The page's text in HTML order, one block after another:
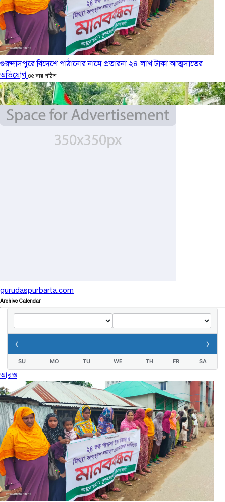
সিন্ডিকেটের কবজায় পাটের বাজার, দাম বিপর্যয়ে চাষীদের ক্ষোভ
শঙ্কিত জীবন-অনিরাপদ ব্যবসা প্রতিষ্ঠান নিরাপত্তা চেয়ে ব্যবসায়ীর সংবাদ
সম্মেলন৬ দিন আগে
তথ্যবিভ্রাট সংবাদের প্রতিবাদে ডা.জাহেদুলের সংবাদ সম্মেলন
গুরুদাসপুরে দুর্নীতি প্রতিরোধ বিষয়ক বিতর্ক প্রতিযোগিতা অনুষ্ঠিত ৩ সপ্তাহ আগে
নেতাকে দায়মুক্ত করতে এলাকাবাসীর মানববন্ধন ও সংবাদ সম্মেলন৩ সপ্তাহ আগে
গুরুদাসপুরে বিদেশে পাঠানোর নামে প্রতারনা ২৪ লাখ টাকা আত্মসাতের
অভিযোগ ৪৫ বার পঠিত
gurudaspurbarta.com
Archive Calendar
‹ ›
SU MO TU WE TH FR SA
আরও